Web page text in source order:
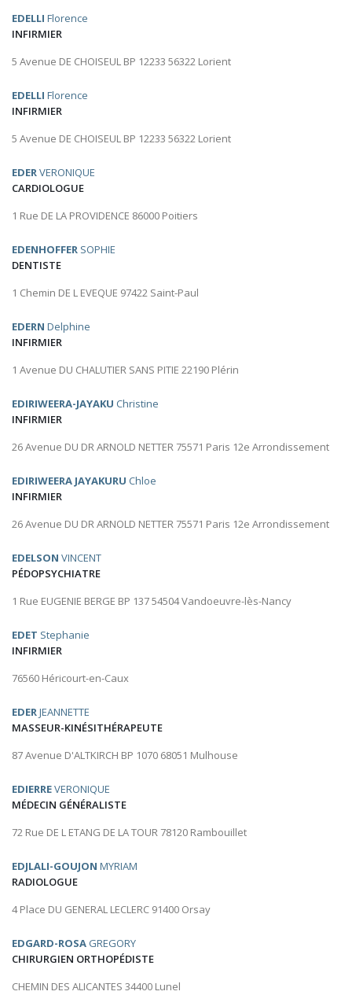
EDELLI Florence
INFIRMIER
5 Avenue DE CHOISEUL BP 12233 56322 Lorient
EDELLI Florence
INFIRMIER
5 Avenue DE CHOISEUL BP 12233 56322 Lorient
EDERVERONIQUE
CARDIOLOGUE
1 Rue DE LA PROVIDENCE 86000 Poitiers
EDENHOFFER SOPHIE
DENTISTE
1 Chemin DE L EVEQUE 97422 Saint-Paul
EDERN Delphine
INFIRMIER
1 Avenue DU CHALUTIER SANS PITIE 22190 Plérin
EDIRIWEERA-JAYAKU Christine
INFIRMIER
26 Avenue DU DR ARNOLD NETTER 75571 Paris 12e Arrondissement
EDIRIWEERA JAYAKURU Chloe
INFIRMIER
26 Avenue DU DR ARNOLD NETTER 75571 Paris 12e Arrondissement
EDELSON VINCENT
PÉDOPSYCHIATRE
1 Rue EUGENIE BERGE BP 137 54504 Vandoeuvre-lès-Nancy
EDET Stephanie
INFIRMIER
76560 Héricourt-en-Caux
EDERJEANNETTE
MASSEUR-KINÉSITHÉRAPEUTE
87 Avenue D'ALTKIRCH BP 1070 68051 Mulhouse
EDIERREVERONIQUE
MÉDECIN GÉNÉRALISTE
72 Rue DE L ETANG DE LA TOUR 78120 Rambouillet
EDJLALI-GOUJON MYRIAM
RADIOLOGUE
4 Place DU GENERAL LECLERC 91400 Orsay
EDGARD-ROSA GREGORY
CHIRURGIEN ORTHOPÉDISTE
CHEMIN DES ALICANTES 34400 Lunel